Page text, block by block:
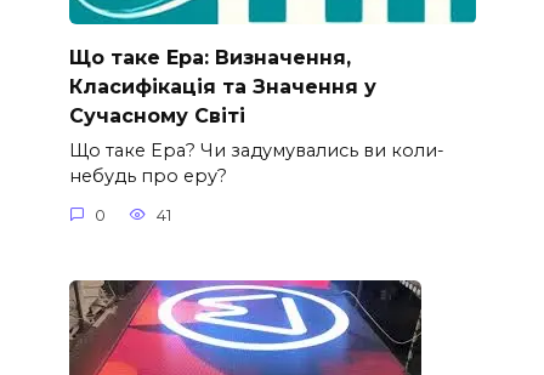
Що таке Ера: Визначення,
Класифікація та Значення у
Сучасному Світі
Що таке Ера? Чи задумувались ви коли-
небудь про еру?
0 41